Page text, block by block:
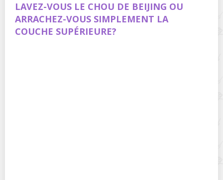
LAVEZ-VOUS LE CHOU DE BEIJING OU
ARRACHEZ-VOUS SIMPLEMENT LA
COUCHE SUPÉRIEURE?